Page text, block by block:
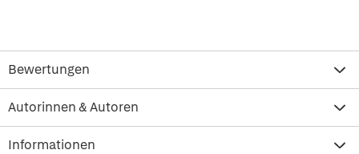
Bewertungen
Autorinnen & Autoren
Informationen